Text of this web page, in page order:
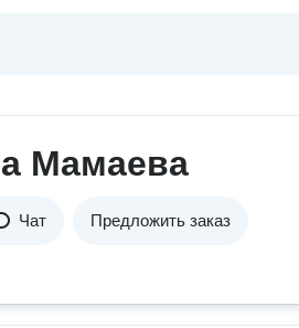
Мамаева
Чат Предложить заказ